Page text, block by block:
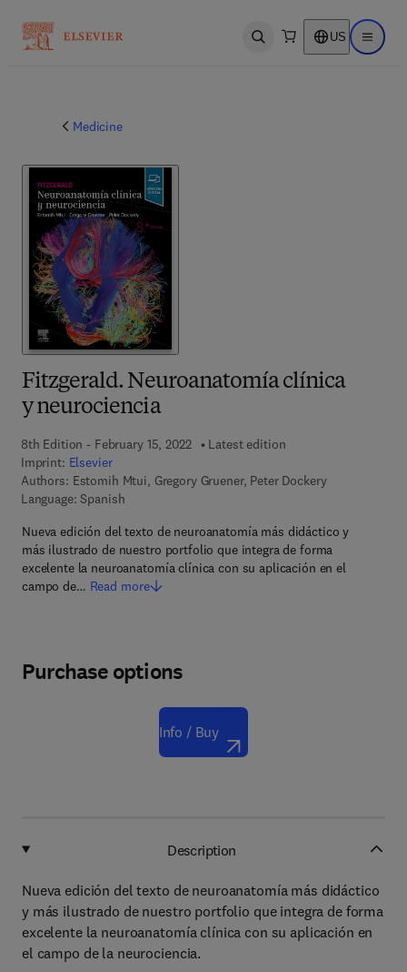
Open search US Open
Medicine
Fitzgerald. Neuroanatomía clínica
y neurociencia
8th Edition - February 15, 2022
Latest edition
Imprint: Elsevier
Authors: Estomih Mtui, Gregory Gruener, Peter Dockery
Language: Spanish
Nueva edición del texto de neuroanatomía más didáctico y
más ilustrado de nuestro portfolio que integra de forma
excelente la neuroanatomía clínica con su aplicación en el
campo de… Read more
Purchase options
Info / Buy
Description
Nueva edición del texto de neuroanatomía más didáctico
y más ilustrado de nuestro portfolio que integra de forma
excelente la neuroanatomía clínica con su aplicación en
el campo de la neurociencia.